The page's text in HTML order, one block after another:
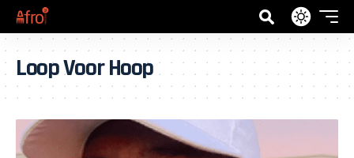
Loop Voor Hoop